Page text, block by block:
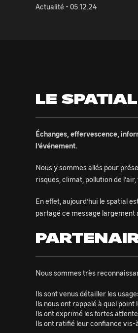
Actualité - 05.12.24
LE
Échanges, effervescence,
l’événement.
Nous y sommes allés pour
risques, climat, pollution de
En effet, aujourd’hui le spatial
partagé ce message largement
Nous sommes très
Ils sont venus détailler les
Ils nous ont rappelé à quel
Ils ont exprimé les fortes
Ils ont ratifié leur confiance